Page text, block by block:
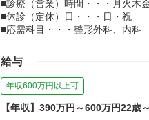
■診療（営業）時間・・・月火木
■休診（定休）日・・・日・祝
■応需科目・・・整形外科、内科
給与
年収600万円以上可
【年収】390万円～600万円22歳